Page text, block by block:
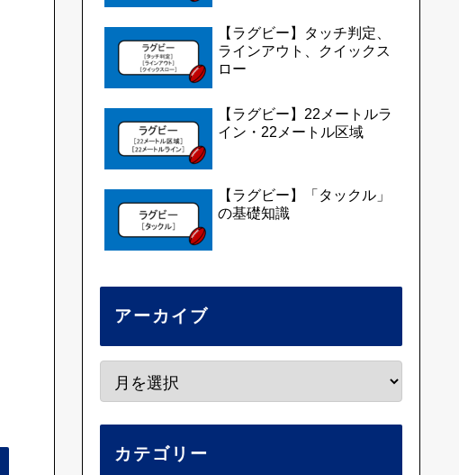
【ラグビー】タッチ判定、
ラインアウト、クイックス
ロー
【ラグビー】22メートルラ
イン・22メートル区域
【ラグビー】「タックル」
の基礎知識
アーカイブ
カテゴリー